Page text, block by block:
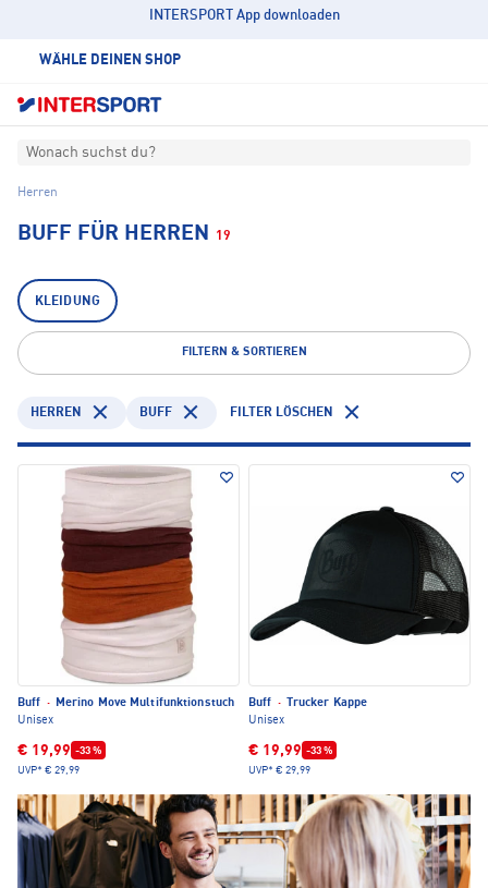
INTERSPORT App downloaden
WÄHLE DEINEN SHOP
Wonach suchst du?
Herren
BUFF FÜR HERREN 19
KLEIDUNG
FILTERN & SORTIEREN
HERREN BUFF FILTER LÖSCHEN
Buff ·
Merino Move Multifunktionstuch
Unisex
€ 19,99 -33 %
UVP* € 29,99
Buff ·
Trucker Kappe
Unisex
€ 19,99 -33 %
UVP* € 29,99